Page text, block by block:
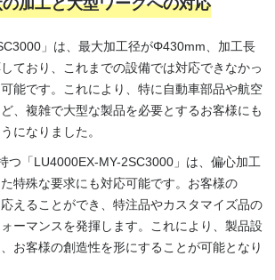
加工と大型ワークへの対応
」は、最大加工径がΦ430mm、加工長
ており、これまでの設備では対応できなかっ
可能です。これにより、特に自動車部品や航空
、複雑で大型な製品を必要とするお客様にも
になりました。
つ「LU4000EX-MY-2SC3000」は、偏心加工
特殊な要求にも対応可能です。お客様の
えることができ、特注品やカスタマイズ品の
ーマンスを発揮します。これにより、製品設
お客様の創造性を形にすることが可能となり